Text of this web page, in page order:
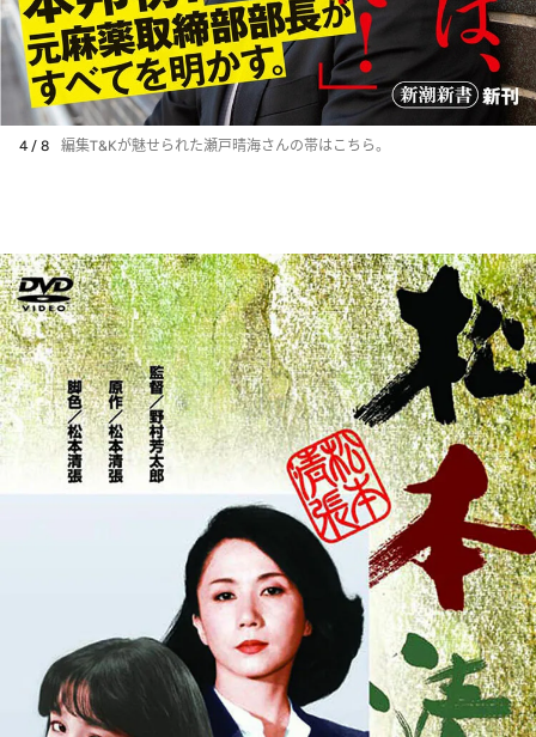
4 / 8 編集T&Kが魅せられた瀬戸晴海さんの帯はこちら。